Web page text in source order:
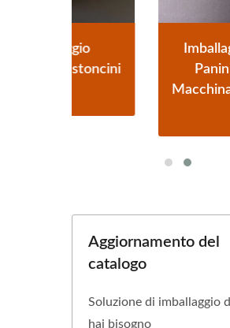
Imballaggio Di
Panini Al Vapore
Macchina Per
Aggiornamento del
catalogo
Soluzione di imballaggio
hai bisogno